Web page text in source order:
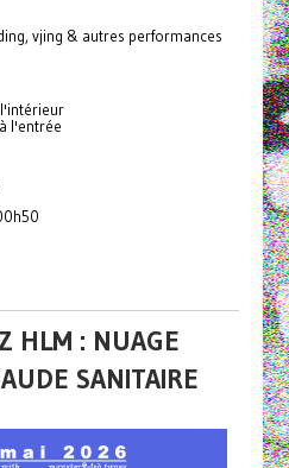
vjing & autres performances
l'entrée
HLM : NUAGE
SANITAIRE